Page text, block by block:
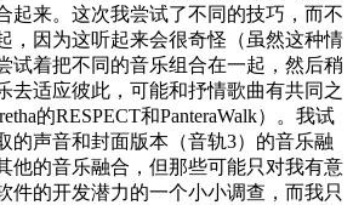
起来。这次我尝试了不同的技巧，而不
，因为这听起来会很奇怪（虽然这种情
试着把不同的音乐组合在一起，然后稍
去适应彼此，可能和抒情歌曲有共同之
的RESPECT和PanteraWalk）。我试
的声音和封面版本（音轨3）的音乐融
他的音乐融合，但那些可能只对我有意
件的开发潜力的一个小小调查，而我只